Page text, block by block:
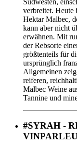
Südwesten,
verbreitet. Heute
Hektar Malbec,
kann aber nicht
erwähnen. Mit
der Rebsorte
größtenteils für
ursprünglich
Allgemeinen
reiferen,
Malbec Weine
Tannine und
#SYRAH -